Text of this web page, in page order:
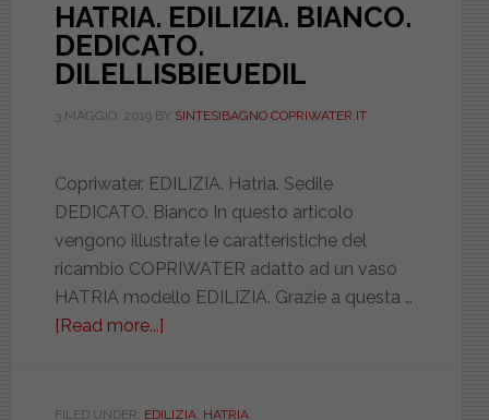
HATRIA. EDILIZIA. BIANCO.
DEDICATO.
DILELLISBIEUEDIL
3 MAGGIO, 2019BY SINTESIBAGNO COPRIWATER.IT
Copriwater. EDILIZIA. Hatria. Sedile
DEDICATO. Bianco In questo articolo
vengono illustrate le caratteristiche del
ricambio COPRIWATER adatto ad un vaso
HATRIA modello EDILIZIA. Grazie a questa …
[Read more...]
BIANCO.
FILED UNDER: EDILIZIA, HATRIA